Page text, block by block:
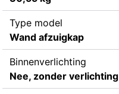
Type model
Wand afzuigkap
Binnenverlichting
Nee, zonder verlichting